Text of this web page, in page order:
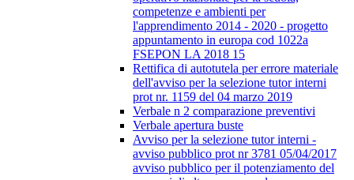
competenze e ambienti per
l'apprendimento 2014 - 2020 - progetto
appuntamento in europa cod 1022a
FSEPON LA 2018 15
Rettifica di autotutela per errore materiale
dell'avviso per la selezione tutor interni
prot nr. 1159 del 04 marzo 2019
Verbale n 2 comparazione preventivi
Verbale apertura buste
Avviso per la selezione tutor interni -
avviso pubblico prot nr 3781 05/04/2017
avviso pubblico per il potenziamento del